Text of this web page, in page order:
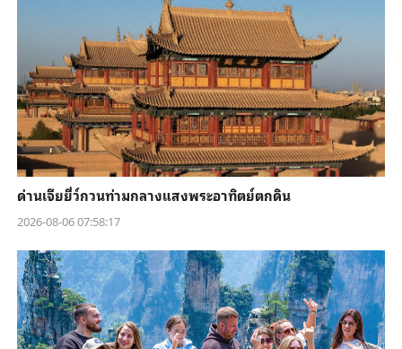
ด่านเจียยี่ว์กวนท่ามกลางแสงพระอาทิตย์ตกดิน
2026-08-06 07:58:17